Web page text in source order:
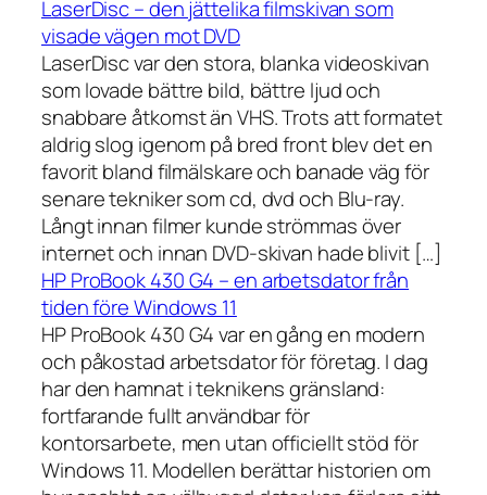
LaserDisc – den jättelika filmskivan som
visade vägen mot DVD
LaserDisc var den stora, blanka videoskivan
som lovade bättre bild, bättre ljud och
snabbare åtkomst än VHS. Trots att formatet
aldrig slog igenom på bred front blev det en
favorit bland filmälskare och banade väg för
senare tekniker som cd, dvd och Blu-ray.
Långt innan filmer kunde strömmas över
internet och innan DVD-skivan hade blivit […]
HP ProBook 430 G4 – en arbetsdator från
tiden före Windows 11
HP ProBook 430 G4 var en gång en modern
och påkostad arbetsdator för företag. I dag
har den hamnat i teknikens gränsland:
fortfarande fullt användbar för
kontorsarbete, men utan officiellt stöd för
Windows 11. Modellen berättar historien om